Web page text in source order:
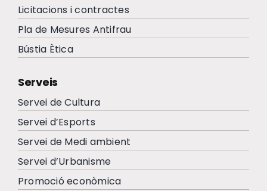
Licitacions i contractes
Pla de Mesures Antifrau
Bústia Ètica
Serveis
Servei de Cultura
Servei d’Esports
Servei de Medi ambient
Servei d’Urbanisme
Promoció econòmica